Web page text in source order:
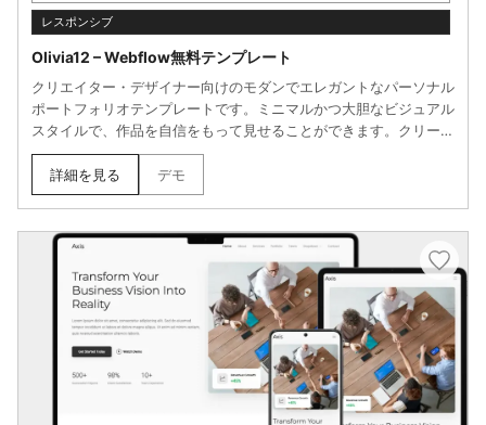
レスポンシブ
Olivia12 – Webflow無料テンプレート
クリエイター・デザイナー向けのモダンでエレガントなパーソナル
ポートフォリオテンプレートです。ミニマルかつ大胆なビジュアル
スタイルで、作品を自信をもって見せることができます。クリーン
なレイアウトとスムーズなアニメーションが、洗練された第一印象
を演出します。プロジェクト紹介、自己紹介、スキル一覧、ブロ
グ、お問い合わせフォームなど必要なセクションが一通り揃ってい
bflowのビジュアルエディタでコード不要のカスタマイズが可能で
詳細を見る デモ